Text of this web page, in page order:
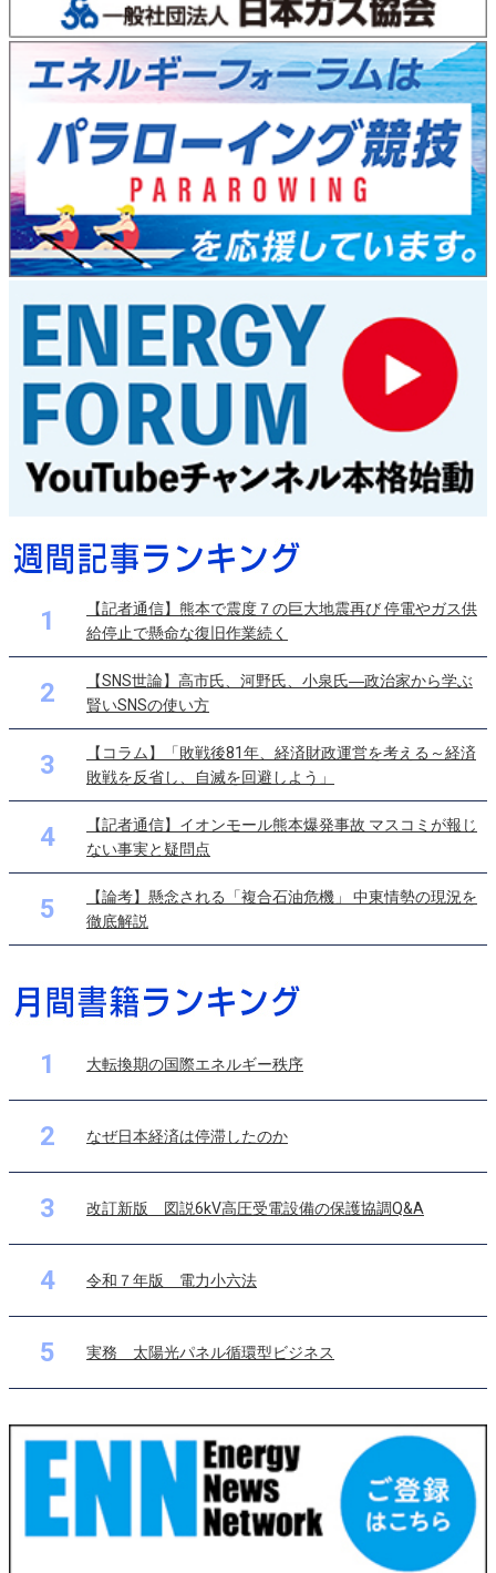
1
【記者通信】熊本で震度７の巨大地震再び 停電やガス供
給停止で懸命な復旧作業続く
2
【SNS世論】高市氏、河野氏、小泉氏―政治家から学ぶ
賢いSNSの使い方
3
【コラム】「敗戦後81年、経済財政運営を考える～経済
敗戦を反省し、自滅を回避しよう」
4
【記者通信】イオンモール熊本爆発事故 マスコミが報じ
ない事実と疑問点
5
【論考】懸念される「複合石油危機」 中東情勢の現況を
徹底解説
1 大転換期の国際エネルギー秩序
2 なぜ日本経済は停滞したのか
3 改訂新版 図説6kV高圧受電設備の保護協調Q&A
4 令和７年版 電力小六法
5 実務 太陽光パネル循環型ビジネス